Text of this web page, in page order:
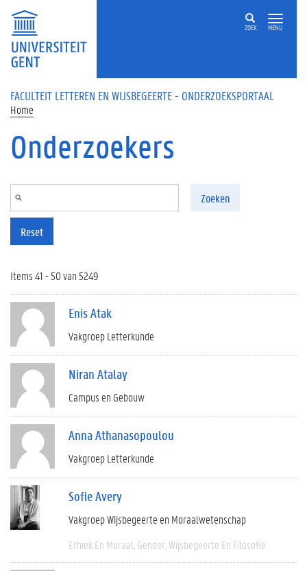
Overslaan en naar de inhoud gaan
ZOEK MENU
FACULTEIT LETTEREN EN WIJSBEGEERTE - ONDERZOEKSPORTAAL
Home
Onderzoekers
Zoeken
Reset
Items 41 - 50 van 5249
Enis Atak
Vakgroep Letterkunde
Niran Atalay
Campus en Gebouw
Anna Athanasopoulou
Vakgroep Letterkunde
Sofie Avery
Vakgroep Wijsbegeerte en Moraalwetenschap
Ethiek En Moraal Gender Wijsbegeerte En Filosofie